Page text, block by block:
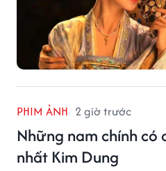
PHIM ẢNH 2 giờ trước
Những nam chính có
nhất Kim Dung